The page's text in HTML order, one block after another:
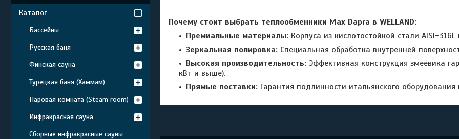
Почему стоит выбрать теплообменники Max Dapra в WELLAND:
Премиальные материалы: Корпуса из кислотостойкой стали AISI-
Зеркальная полировка: Специальная обработка внутренней
Высокая производительность: Эффективная конструкция змеевика
кВт и выше).
Прямые поставки: Гарантия подлинности итальянского
Каталог
Бассейны
Русская баня
Финская сауна
Турецкая баня (Хаммам)
Паровая комната (Steam room)
Инфракрасная сауна
Сборные инфракрасные сауны